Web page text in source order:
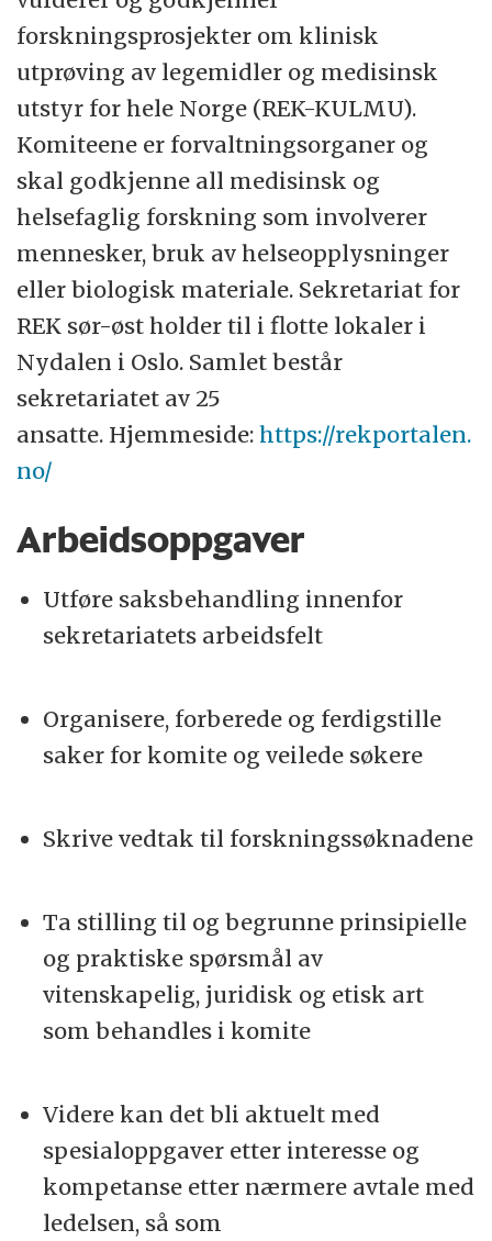
forskningsprosjekter om klinisk
utprøving av legemidler og medisinsk
utstyr for hele Norge (REK-KULMU).
Komiteene er forvaltningsorganer og
skal godkjenne all medisinsk og
helsefaglig forskning som involverer
mennesker, bruk av helseopplysninger
eller biologisk materiale. Sekretariat for
REK sør-øst holder til i flotte lokaler i
Nydalen i Oslo. Samlet består
sekretariatet av 25
ansatte. Hjemmeside:https://rekportalen.
no/
Arbeidsoppgaver
Utføre saksbehandling innenfor
sekretariatets arbeidsfelt
Organisere, forberede og ferdigstille
saker for komite og veilede søkere
Skrive vedtak til forskningssøknadene
Ta stilling til og begrunne prinsipielle
og praktiske spørsmål av
vitenskapelig, juridisk og etisk art
som behandles i komite
Videre kan det bli aktuelt med
spesialoppgaver etter interesse og
kompetanse etter nærmere avtale med
ledelsen, så som